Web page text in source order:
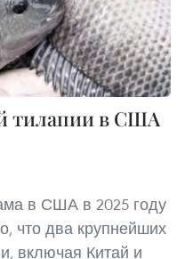
тилапии в США
в США в 2025 году
что два крупнейших
включая Китай и